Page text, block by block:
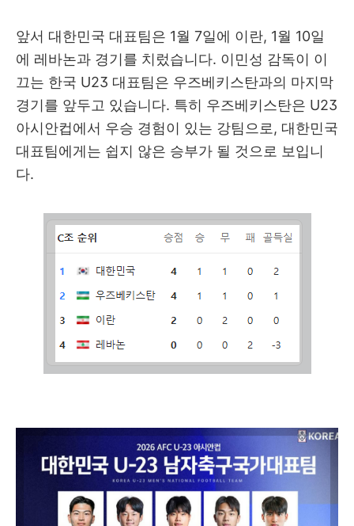
앞서 대한민국 대표팀은 1월 7일에 이란, 1월 10일
에 레바논과 경기를 치렀습니다. 이민성 감독이 이
끄는 한국 U23 대표팀은 우즈베키스탄과의 마지막
경기를 앞두고 있습니다. 특히 우즈베키스탄은 U23
아시안컵에서 우승 경험이 있는 강팀으로, 대한민국
대표팀에게는 쉽지 않은 승부가 될 것으로 보입니
다.